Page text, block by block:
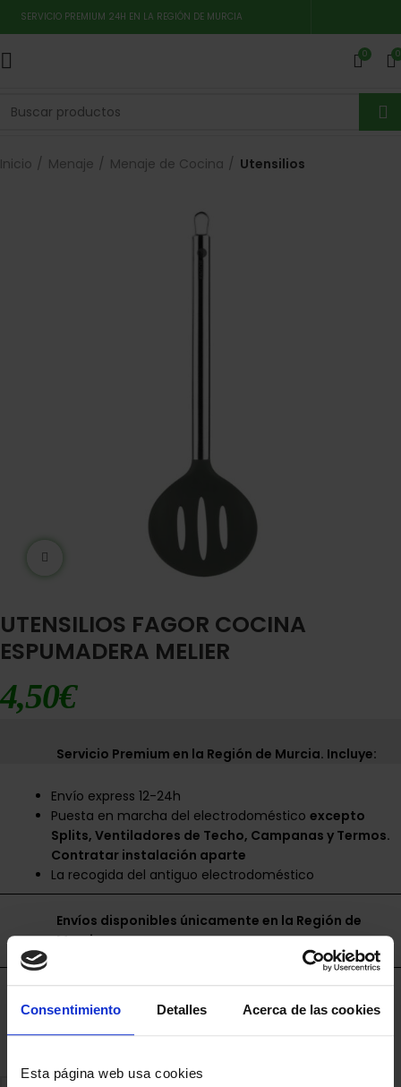
Consentimiento Detalles Acerca de las cookies
Esta página web usa cookies
SERVICIO PREMIUM 24H EN LA REGIÓN DE MURCIA
0 0
Inicio Menaje Menaje de Cocina Utensilios
Ampliar imágen
UTENSILIOS FAGOR COCINA
ESPUMADERA MELIER
4,50€
Servicio Premium en la Región de Murcia. Incluye:
Envío express 12-24h
Puesta en marcha del electrodomésticoexcepto
Splits, Ventiladores de Techo, Campanas y Termos.
Contratar instalación aparte
La recogida del antiguo electrodoméstico
Envíos disponibles únicamente en la Región de
Murcia.